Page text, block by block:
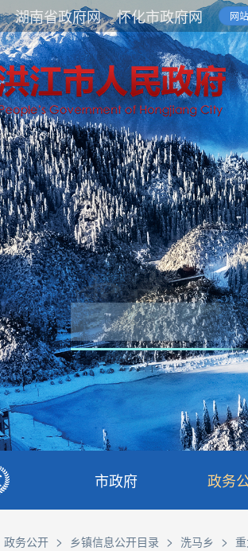
湖南省政府网 怀化市政府网 网
市政府 政务
政务公开 > 乡镇信息公开目录 > 洗马乡 >